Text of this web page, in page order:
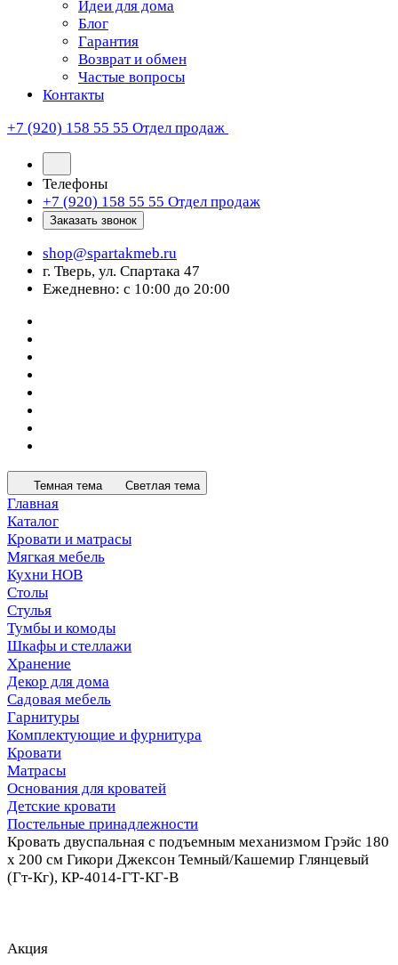
Идеи для дома
Блог
Гарантия
Возврат и обмен
Частые вопросы
Контакты
+7 (920) 158 55 55 Отдел продаж
Телефоны
+7 (920) 158 55 55 Отдел продаж
Заказать звонок
shop@spartakmeb.ru
г. Тверь, ул. Спартака 47
Ежедневно: с 10:00 до 20:00
Темная тема Светлая тема
Главная
Каталог
Кровати и матрасы
Мягкая мебель
Кухни НОВ
Столы
Стулья
Тумбы и комоды
Шкафы и стеллажи
Хранение
Декор для дома
Садовая мебель
Гарнитуры
Комплектующие и фурнитура
Кровати
Матрасы
Основания для кроватей
Детские кровати
Постельные принадлежности
Кровать двуспальная с подъемным механизмом Грэйс 180
х 200 см Гикори Джексон Темный/Кашемир Глянцевый
(Гт-Кг), КР-4014-ГТ-КГ-В
Акция